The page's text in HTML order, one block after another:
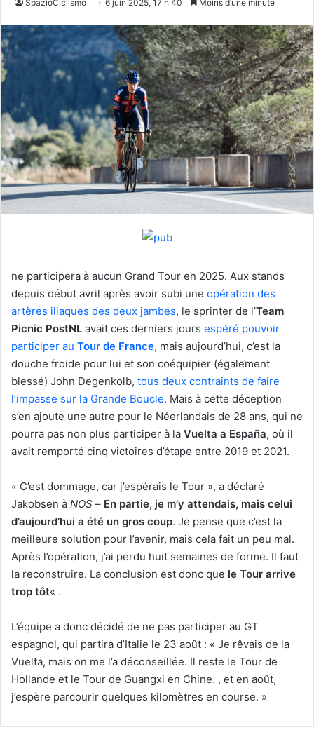
SpazioCiclismo 6 juin 2025, 17 h 40 Moins d’une minute
ne participera à aucun Grand Tour en 2025. Aux stands
depuis début avril après avoir subi une opération des
artères iliaques des deux jambes, le sprinter de l’Team
Picnic PostNL avait ces derniers jours espéré pouvoir
participer au Tour de France, mais aujourd’hui, c’est la
douche froide pour lui et son coéquipier (également
blessé) John Degenkolb, tous deux contraints de faire
l’impasse sur la Grande Boucle. Mais à cette déception
s’en ajoute une autre pour le Néerlandais de 28 ans, qui ne
pourra pas non plus participer à la Vuelta a España, où il
avait remporté cinq victoires d’étape entre 2019 et 2021.
« C’est dommage, car j’espérais le Tour », a déclaré
Jakobsen à NOS – En partie, je m’y attendais, mais celui
d’aujourd’hui a été un gros coup. Je pense que c’est la
meilleure solution pour l’avenir, mais cela fait un peu mal.
Après l’opération, j’ai perdu huit semaines de forme. Il faut
la reconstruire. La conclusion est donc que le Tour arrive
trop tôt« .
L’équipe a donc décidé de ne pas participer au GT
espagnol, qui partira d’Italie le 23 août : « Je rêvais de la
Vuelta, mais on me l’a déconseillée. Il reste le Tour de
Hollande et le Tour de Guangxi en Chine. , et en août,
j’espère parcourir quelques kilomètres en course. »